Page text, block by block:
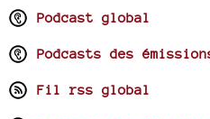
Podcast global
Podcasts des
Fil rss global